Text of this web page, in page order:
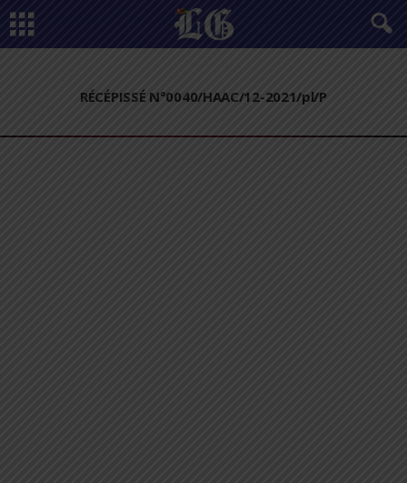
RÉCÉPISSÉ N°0040/HAAC/12-2021/pl/P